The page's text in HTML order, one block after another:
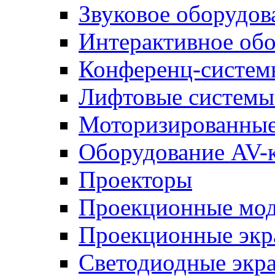
Звуковое
Интерактивное
Конференц-
Лифтовые
Оборудование
Проекторы
Проекционные
Проекционные
Светодиодные